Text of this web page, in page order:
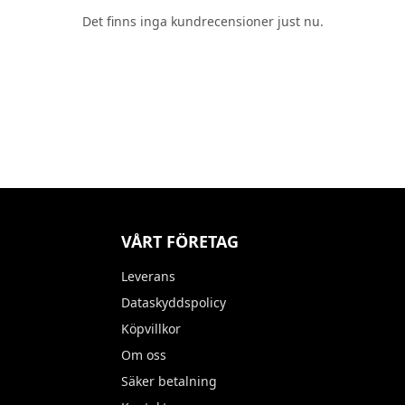
Det finns inga kundrecensioner just nu.
VÅRT FÖRETAG
Leverans
Dataskyddspolicy
Köpvillkor
Om oss
Säker betalning